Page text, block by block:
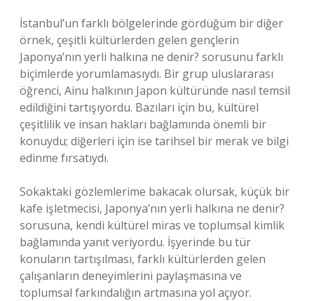
İstanbul’un farklı bölgelerinde gördüğüm bir diğer
örnek, çeşitli kültürlerden gelen gençlerin
Japonya’nın yerli halkına ne denir? sorusunu farklı
biçimlerde yorumlamasıydı. Bir grup uluslararası
öğrenci, Ainu halkının Japon kültüründe nasıl temsil
edildiğini tartışıyordu. Bazıları için bu, kültürel
çeşitlilik ve insan hakları bağlamında önemli bir
konuydu; diğerleri için ise tarihsel bir merak ve bilgi
edinme fırsatıydı.
Sokaktaki gözlemlerime bakacak olursak, küçük bir
kafe işletmecisi, Japonya’nın yerli halkına ne denir?
sorusuna, kendi kültürel miras ve toplumsal kimlik
bağlamında yanıt veriyordu. İşyerinde bu tür
konuların tartışılması, farklı kültürlerden gelen
çalışanların deneyimlerini paylaşmasına ve
toplumsal farkındalığın artmasına yol açıyor.